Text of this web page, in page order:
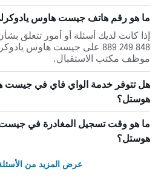
ما هو رقم هاتف جيست هاوس
848 249 889 على جيست هاوس
موظف مكتب الاستقبال.
هل تتوفر خدمة الواي فاي في جيست
هوستل؟
ما هو وقت تسجيل المغادرة في
هوستل؟
عرض المزيد من